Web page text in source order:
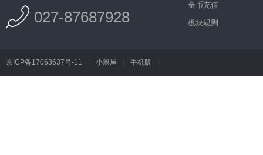
027-87687928
金币充值
板块规则
京ICP备17063637号-11 小黑屋 手机版